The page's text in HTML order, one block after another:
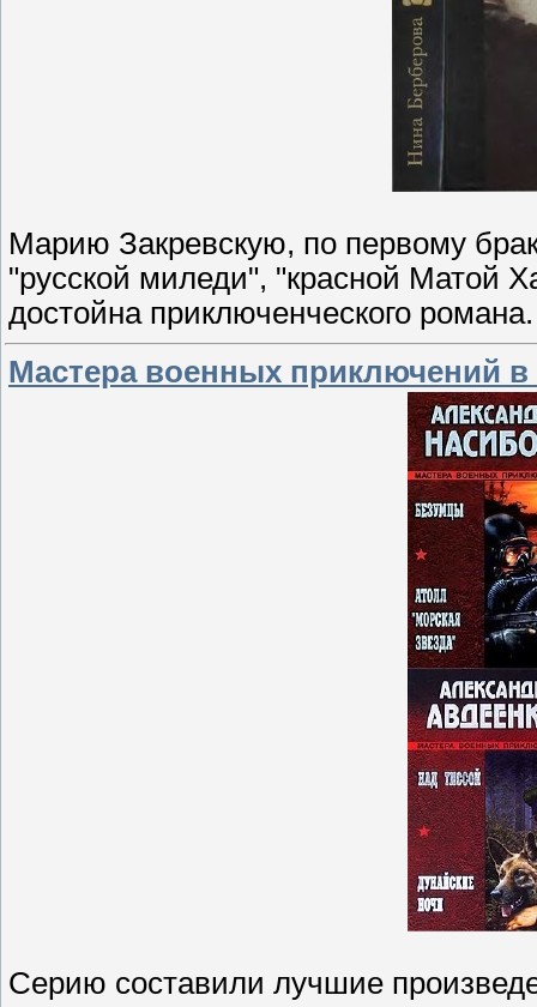
Марию Закревскую, по первому
"русской миледи", "красной Матой
достойна приключенческого романа.
Мастера военных приключений в
Серию составили лучшие